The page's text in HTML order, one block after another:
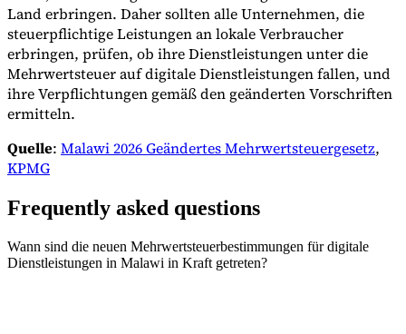
Land erbringen. Daher sollten alle Unternehmen, die
steuerpflichtige Leistungen an lokale Verbraucher
erbringen, prüfen, ob ihre Dienstleistungen unter die
Mehrwertsteuer auf digitale Dienstleistungen fallen, und
ihre Verpflichtungen gemäß den geänderten Vorschriften
ermitteln.
Quelle: Malawi 2026 Geändertes Mehrwertsteuergesetz,
KPMG
Frequently asked questions
Wann sind die neuen Mehrwertsteuerbestimmungen für digitale
Dienstleistungen in Malawi in Kraft getreten?